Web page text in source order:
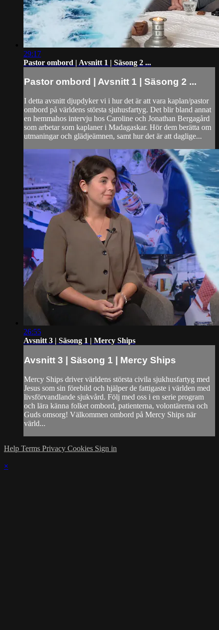
29:17
Pastor ombord | Avsnitt 1 | Säsong 2 ...
Pastor ombord | Avsnitt 1 | Säsong 2 ...
I detta avsnitt djupdyker vi i hur det är att vara kaplan/pastor
ombord på världens största sjuhusfartyg. Det blir bland annat
en hemmahos intervju hos Caroline och Jonathan Bergagård
som arbetar som kaplaner i Madagaskar. Hör dem berätta om
utmaningar och glädjeämnen, samt hur det är att daglige...
26:55
Avsnitt 3 | Säsong 1 | Mercy Ships
Avsnitt 3 | Säsong 1 | Mercy Ships
Mercy Ships driver världens största civila sjukhusfartyg med
Jesus som sin förebild och hjälper de fattigaste i världen med
livsförvandlande sjukvård. Följ med oss i en serie program
och lära känna folket ombord, patienterna, volontärerna och
Guds omsorg! Välkommen ombord på Mercy Ships när
värld...
Help Terms Privacy Cookies Sign in
×